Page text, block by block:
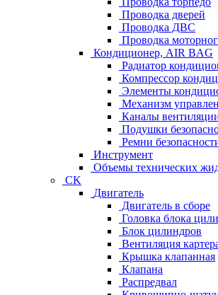
Проводка дверей
Проводка ДВС
Проводка
Кондиционер, AIR BAG
Радиатор
Компрессор
Элементы
Механизм
Каналы
Подушки
Ремни
Инструмент
Объемы технических
CK
Двигатель
Двигатель в сборе
Головка блока
Блок цилиндров
Вентиляция
Крышка клапанная
Клапана
Распредвал